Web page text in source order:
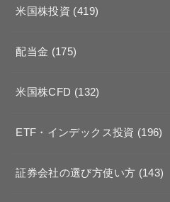
米国株投資 (419)
配当金 (175)
米国株CFD (132)
ETF・インデックス投資 (196)
証券会社の選び方使い方 (143)